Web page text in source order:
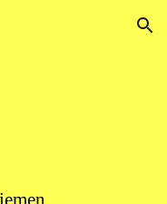
Skip to navigation